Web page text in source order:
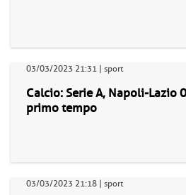
03/03/2023 21:31 | sport
Calcio: Serie A, Napoli-Lazio
primo tempo
03/03/2023 21:18 | sport